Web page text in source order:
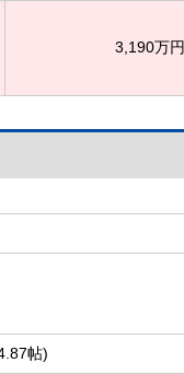
3,190万円
帖)